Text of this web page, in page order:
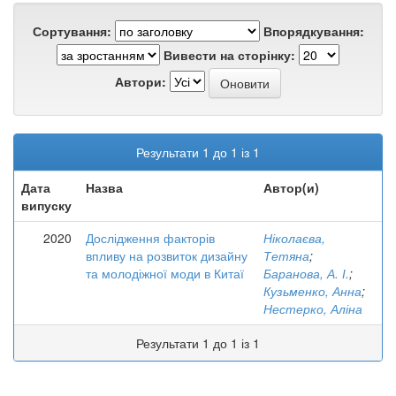
Сортування:
Впорядкування:
Вивести на сторінку:
Автори:
Результати 1 до 1 із 1
Дата
випуску
Назва Автор(и)
2020
Дослідження факторів
впливу на розвиток дизайну
та молодіжної моди в Китаї
Ніколаєва,
Тетяна;
Баранова, А. І.;
Кузьменко, Анна;
Нестерко, Аліна
Результати 1 до 1 із 1